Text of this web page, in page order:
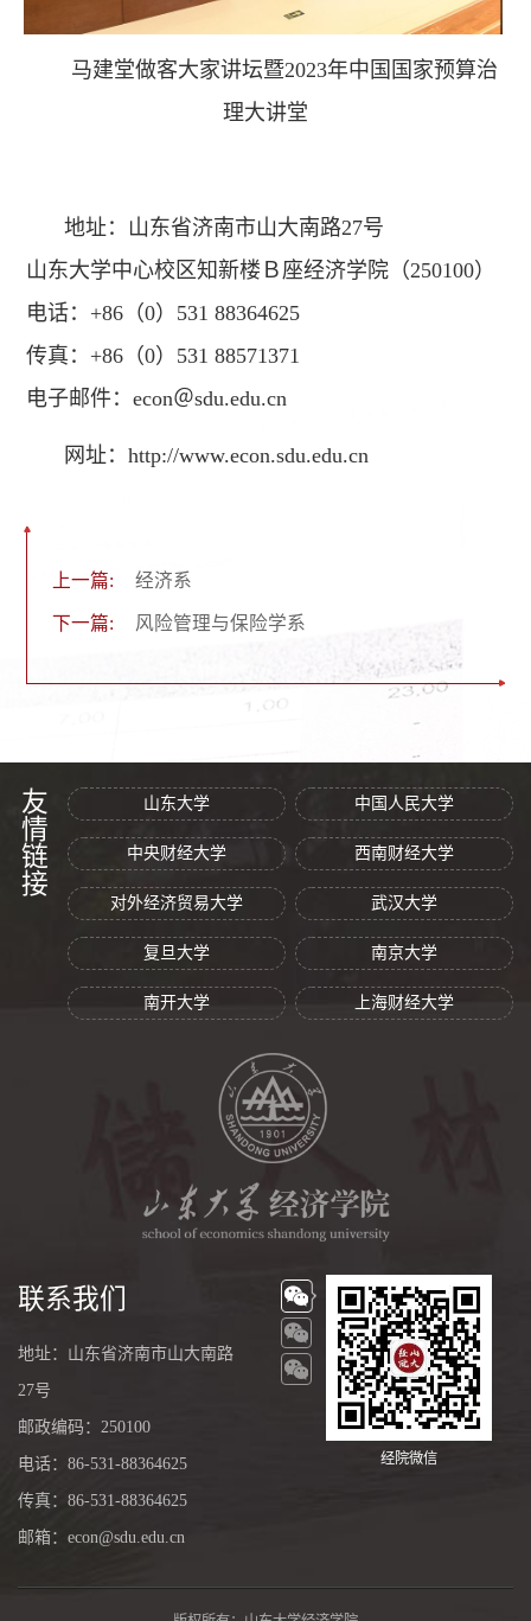
马建堂做客大家讲坛暨2023年中国国家预算治
理大讲堂
地址：山东省济南市山大南路27号
山东大学中心校区知新楼Ｂ座经济学院（250100）
电话：+86（0）531 88364625
传真：+86（0）531 88571371
电子邮件：econ＠sdu.edu.cn
网址：http://www.econ.sdu.edu.cn
上一篇: 经济系
下一篇: 风险管理与保险学系
友情链接 山东大学 中国人民大学
中央财经大学 西南财经大学
对外经济贸易大学 武汉大学
复旦大学 南京大学
南开大学 上海财经大学
联系我们
地址：山东省济南市山大南路
27号
邮政编码：250100
电话：86-531-88364625
传真：86-531-88364625
邮箱：econ@sdu.edu.cn
经院微信